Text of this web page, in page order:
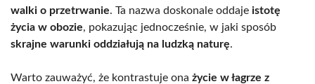
walki o przetrwanie. Ta nazwa doskonale oddaje istotę
życia w obozie, pokazując jednocześnie, w jaki sposób
skrajne warunki oddziałują na ludzką naturę.
Warto zauważyć, że kontrastuje ona życie w łagrze z